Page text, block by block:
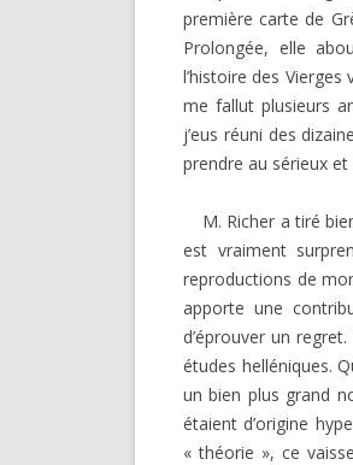
première carte de
Prolongée, elle
l’histoire des
me fallut plusieurs
j’eus réuni des
prendre au sérieux et
M. Richer a tiré
est vraiment
reproductions de
apporte une
d’éprouver un
études helléniques.
un bien plus grand
étaient d’origine
« théorie », ce